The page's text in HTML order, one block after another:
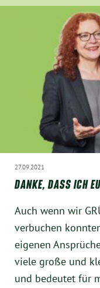
YouTube
Instagram
27.09.2021
DANKE, DASS ICH
Auch wenn wir
verbuchen
eigenen
viele große und
und bedeutet für